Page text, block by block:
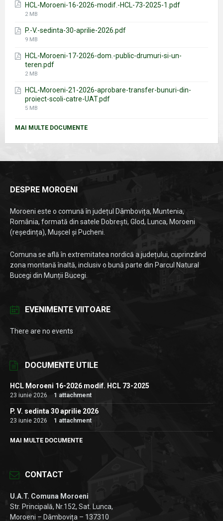
HCL-Moroeni-16-2026-modif.-HCL-73-2025-1.pdf
File
2 MB
P.-V.-sedinta-30-aprilie-2026.pdf
File
9 MB
HCL-Moroeni-17-2026-dom.-public-drumuri-si-un-
teren.pdf
File
2 MB
HCL-Moroeni-21-2026-aprobare-transfer-bunuri-din-
proiect-scoli-catre-UAT.pdf
File
5 MB
MAI MULTE DOCUMENTE
DESPRE MOROENI
Moroeni este o comună în județul Dâmbovița, Muntenia,
România, formată din satele Dobrești, Glod, Lunca, Moroeni
(reședința), Mușcel și Pucheni.
Comuna se află în extremitatea nordică a județului, cuprinzând
zona montană înaltă, inclusiv o bună parte din Parcul Natural
Bucegi din Munții Bucegi.
EVENIMENTE VIITOARE
There are no events
DOCUMENTE UTILE
HCL Moroeni 16-2026 modif. HCL 73-2025
23 iunie 2026 1 attachment
P. V. sedinta 30 aprilie 2026
23 iunie 2026 1 attachment
MAI MULTE DOCUMENTE
CONTACT
U.A.T. Comuna Moroeni
Str. Principală, Nr.152, Sat. Lunca,
Moroeni – Dâmbovița – 137310